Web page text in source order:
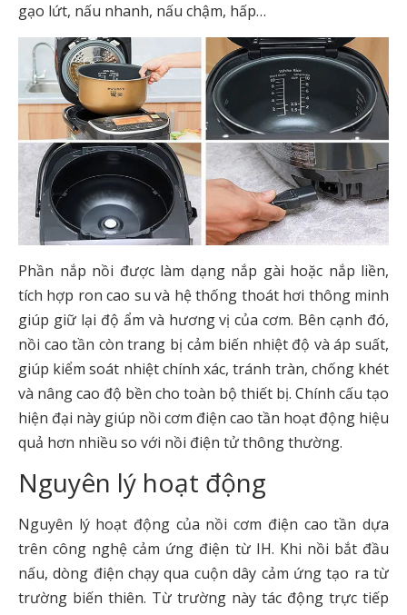
gạo lứt, nấu nhanh, nấu chậm, hấp…
Phần nắp nồi được làm dạng nắp gài hoặc nắp liền,
tích hợp ron cao su và hệ thống thoát hơi thông minh
giúp giữ lại độ ẩm và hương vị của cơm. Bên cạnh đó,
nồi cao tần còn trang bị cảm biến nhiệt độ và áp suất,
giúp kiểm soát nhiệt chính xác, tránh tràn, chống khét
và nâng cao độ bền cho toàn bộ thiết bị. Chính cấu tạo
hiện đại này giúp nồi cơm điện cao tần hoạt động hiệu
quả hơn nhiều so với nồi điện tử thông thường.
Nguyên lý hoạt động
Nguyên lý hoạt động của nồi cơm điện cao tần dựa
trên công nghệ cảm ứng điện từ IH. Khi nồi bắt đầu
nấu, dòng điện chạy qua cuộn dây cảm ứng tạo ra từ
trường biến thiên. Từ trường này tác động trực tiếp